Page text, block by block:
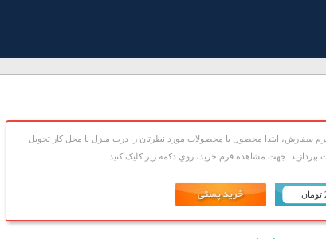
سفارش، ابتدا محصول يا محصولات مورد نظرتان را درب منزل يا محل کار تحويل
بپردازيد. جهت مشاهده فرم خريد، روي دکمه زير کليک کنيد